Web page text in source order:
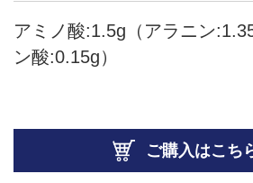
アミノ酸:1.5g（アラニン
ン酸:0.15g）
ご購入はこち